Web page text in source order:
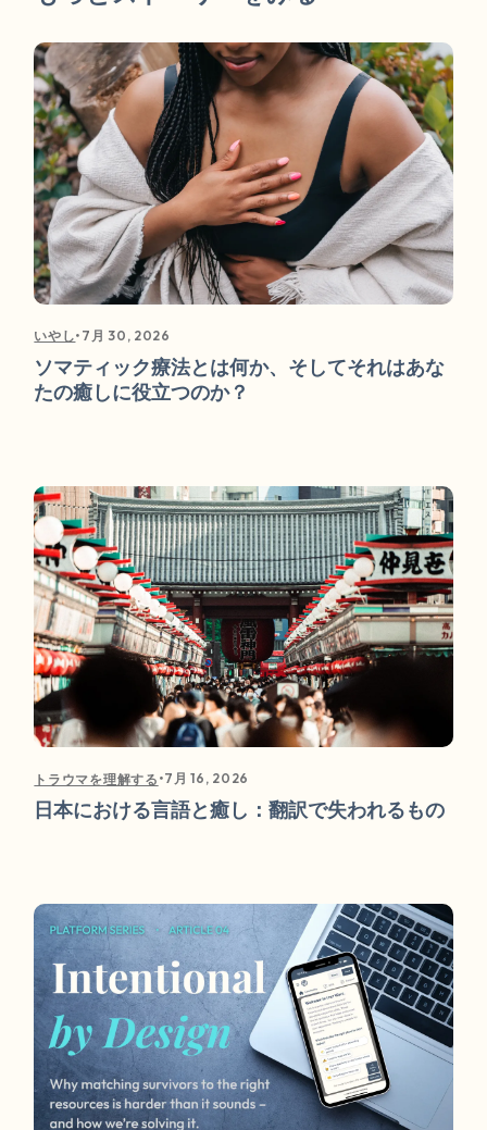
いやし• 7月 30, 2026
ソマティック療法とは何か、そしてそれはあな
たの癒しに役立つのか？
トラウマを理解する •7月 16, 2026
日本における言語と癒し：翻訳で失われるもの